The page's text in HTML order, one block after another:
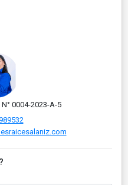
0004-2023-A-5